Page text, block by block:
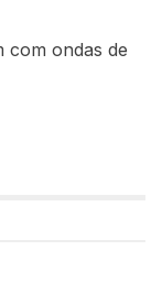
com ondas de